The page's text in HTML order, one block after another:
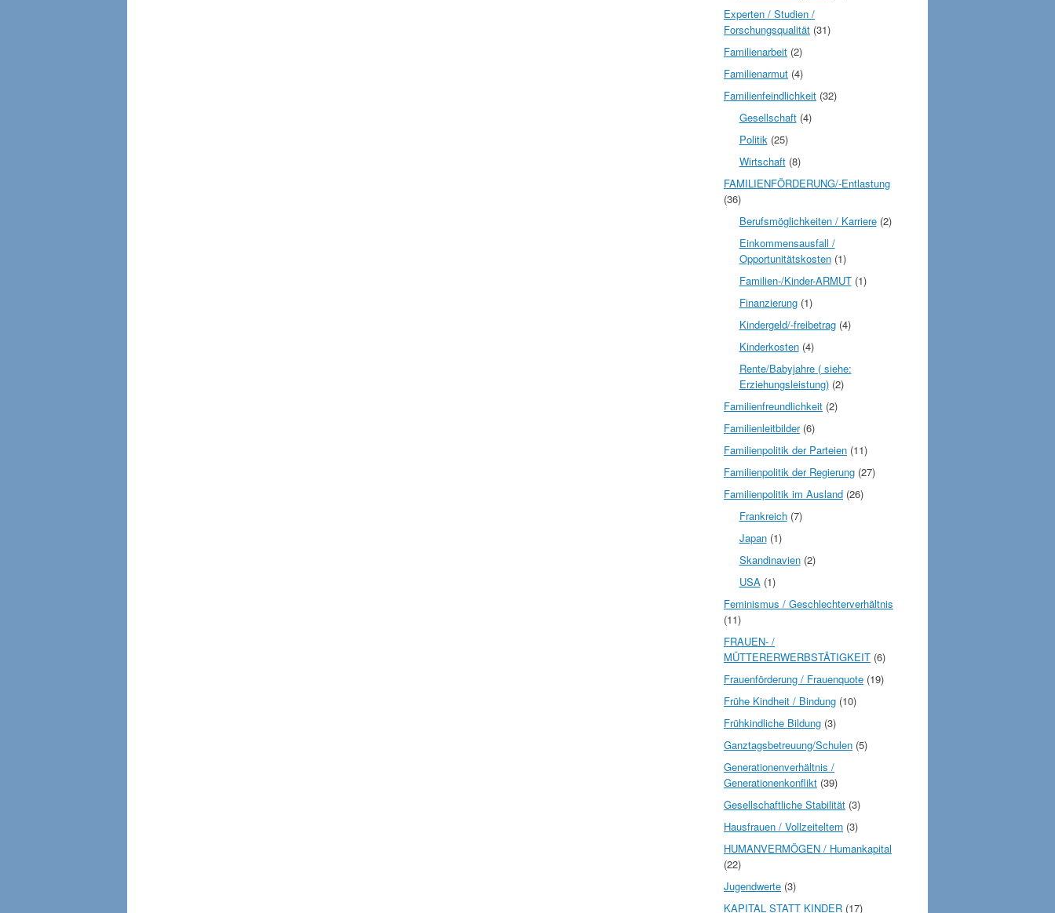
Experten / Studien /
Forschungsqualität (31)
Familienarbeit (2)
Familienarmut (4)
Familienfeindlichkeit (32)
Gesellschaft(4)
Politik(25)
Wirtschaft(8)
FAMILIENFÖRDERUNG/-Entlastung
(36)
Berufsmöglichkeiten / Karriere(2)
Einkommensausfall /
Opportunitätskosten(1)
Familien-/Kinder-ARMUT(1)
Finanzierung(1)
Kindergeld/-freibetrag(4)
Kinderkosten(4)
Rente/Babyjahre ( siehe:
Erziehungsleistung)(2)
Familienfreundlichkeit (2)
Familienleitbilder(6)
Familienpolitik der Parteien (11)
Familienpolitik der Regierung (27)
Familienpolitik im Ausland (26)
Frankreich(7)
Japan(1)
Skandinavien(2)
USA(1)
Feminismus / Geschlechterverhältnis
(11)
FRAUEN- /
MÜTTERERWERBSTÄTIGKEIT (6)
Frauenförderung / Frauenquote (19)
Frühe Kindheit / Bindung (10)
Frühkindliche Bildung (3)
Ganztagsbetreuung/Schulen (5)
Generationenverhältnis /
Generationenkonflikt (39)
Gesellschaftliche Stabilität (3)
Hausfrauen / Vollzeiteltern (3)
HUMANVERMÖGEN / Humankapital
(22)
Jugendwerte (3)
KAPITAL STATT KINDER (17)